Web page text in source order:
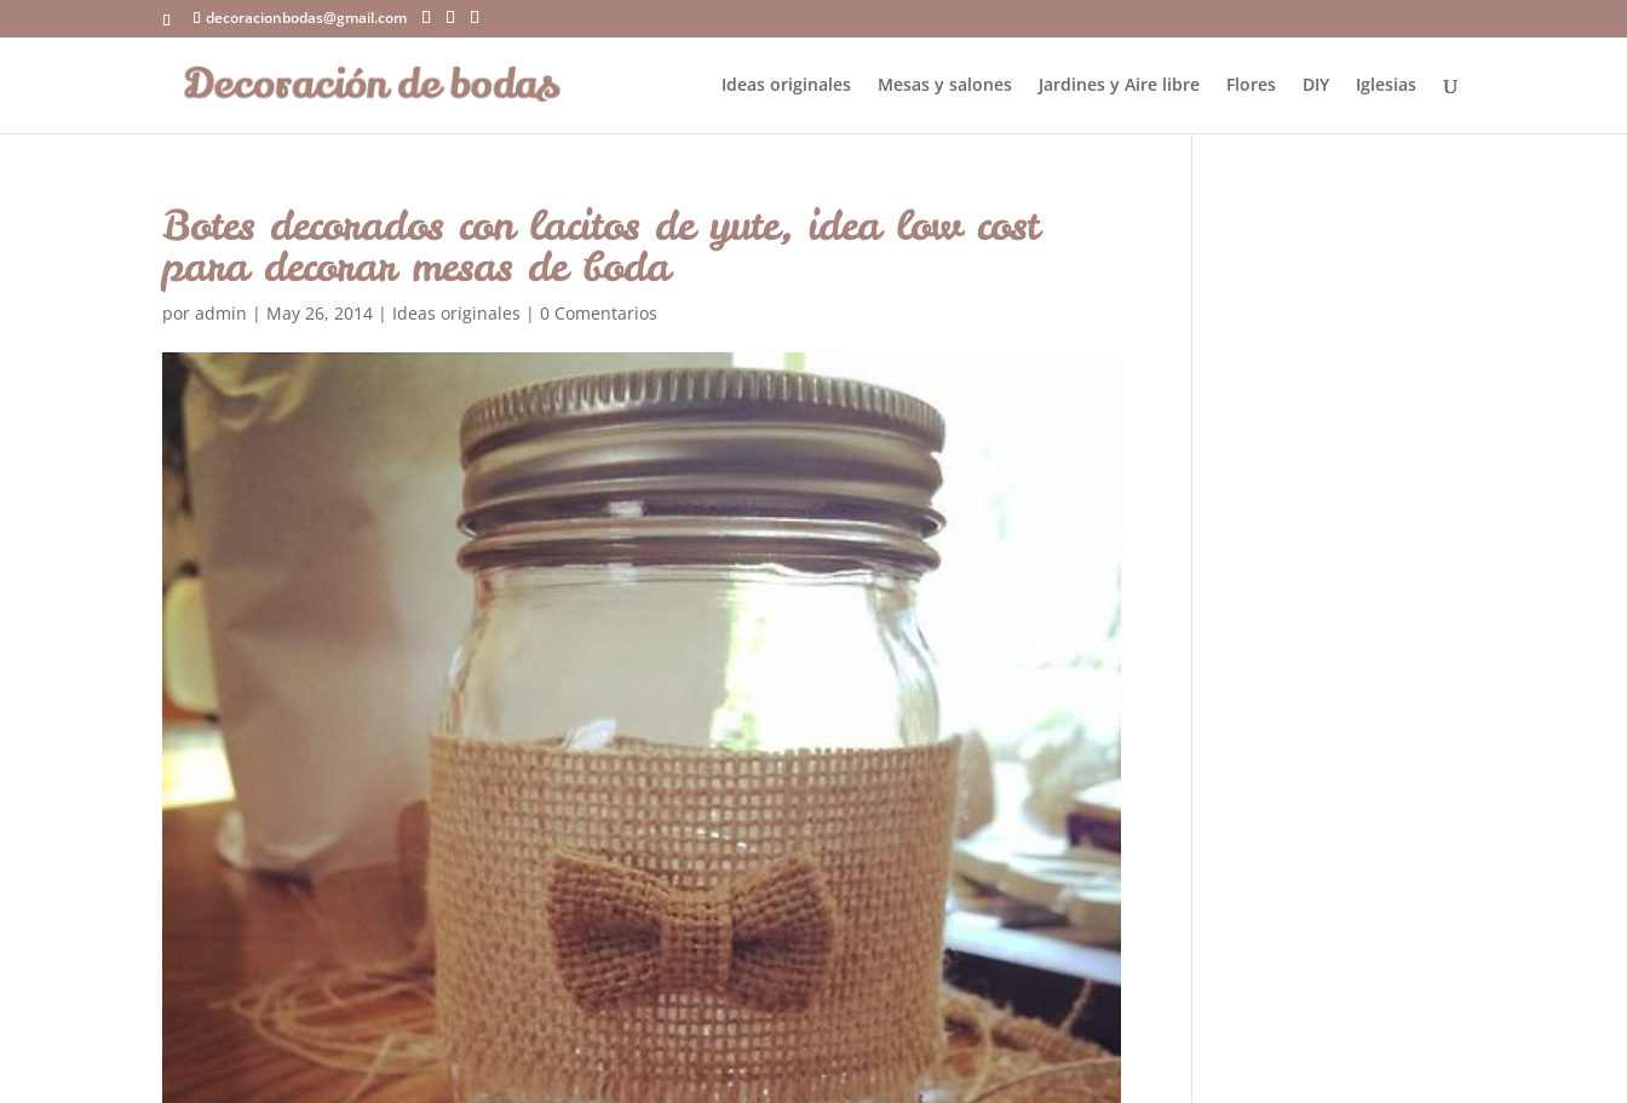
decoracionbodas@gmail.com
Ideas originales Mesas y salones Jardines y Aire libre Flores DIY Iglesias
Botes decorados con lacitos de yute, idea low cost
para decorar mesas de boda
poradmin | May 26, 2014 | Ideas originales |0 Comentarios